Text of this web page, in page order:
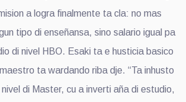
a logra finalmente ta cla: no mas
tipo di enseñansa, sino salario igual pa
di nivel HBO. Esaki ta e husticia basico
ta wardando riba dje. “Ta inhusto
di Master, cu a inverti aña di estudio,